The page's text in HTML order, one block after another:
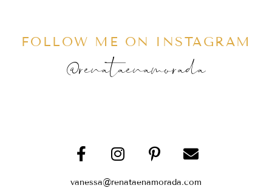
FOLLOW ME ON INSTAGRAM
@renataenamorada
vanessa@renataenamorada.com